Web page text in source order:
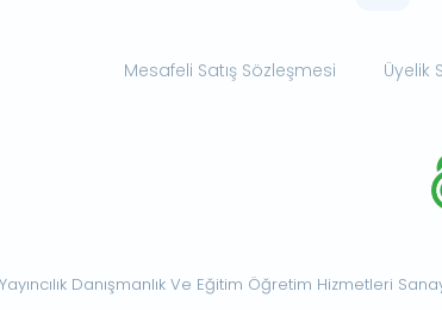
Mesafeli Satış Sözleşmesi Üyelik
Danışmanlık Ve Eğitim Öğretim Hizmetleri